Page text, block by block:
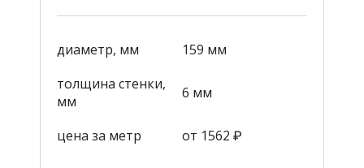
диаметр, мм
159 мм
толщина стенки,
мм
6 мм
цена за метр от 1562 ₽